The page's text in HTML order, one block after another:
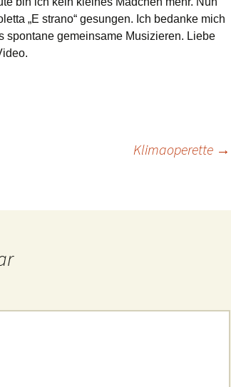
„E strano“ gesungen. Ich bedanke mich
spontane gemeinsame Musizieren. Liebe
Klimaoperette →